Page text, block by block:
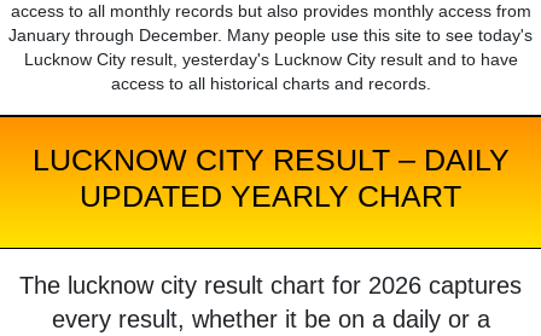
access to all monthly records but also provides monthly access from
January through December. Many people use this site to see today's
Lucknow City result, yesterday's Lucknow City result and to have
access to all historical charts and records.
LUCKNOW CITY RESULT – DAILY
UPDATED YEARLY CHART
The lucknow city result chart for 2026 captures
every result, whether it be on a daily or a